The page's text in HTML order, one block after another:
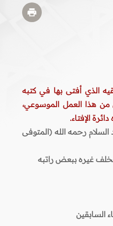
الذي أفتى بها في كتبه
من هذا العمل الموسوعي،
الإفتاء.
السلام رحمه الله (المتوفى
غيره ببعض راتبه
السابقين